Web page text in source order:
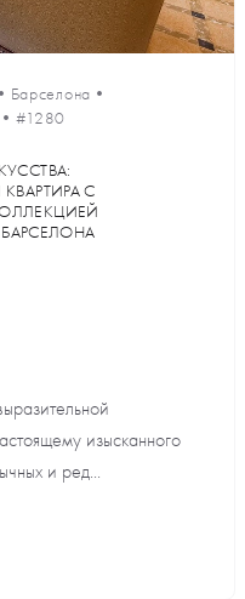
• Барселона •
• #1280
С
БАРСЕЛОНА
изысканного
и ред...